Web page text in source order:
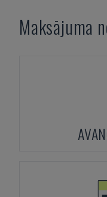
Maksājuma